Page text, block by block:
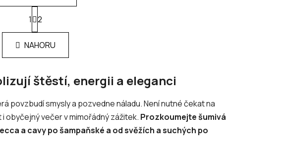
O
v
l
á
a
c
í
p
r
v
S
t
r
n
k
v
á
í
1 2
NAHORU
štěstí, energii a eleganci
povzbudí smysly a pozvedne náladu. Není nutné čekat na
obyčejný večer v mimořádný zážitek. Prozkoumejte šumivá
a cavy po šampaňské a od svěžích a suchých po